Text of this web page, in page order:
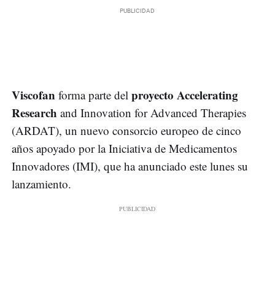
Viscofan forma parte del proyecto Accelerating
Research and Innovation for Advanced Therapies
(ARDAT), un nuevo consorcio europeo de cinco
años apoyado por la Iniciativa de Medicamentos
Innovadores (IMI), que ha anunciado este lunes su
lanzamiento.